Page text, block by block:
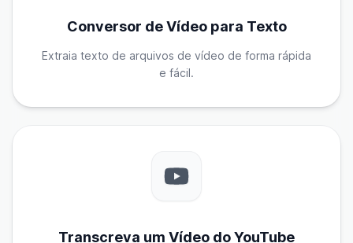
Conversor de Vídeo para Texto
Extraia texto de arquivos de vídeo de forma rápida
e fácil.
Transcreva um Vídeo do YouTube